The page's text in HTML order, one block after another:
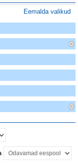
Eemalda valikud